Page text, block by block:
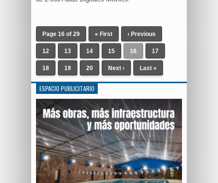
Page 16 of 29 « First ‹ Previous
12 13 14 15 16 17
18 19 20 Next › Last »
ESPACIO PUBLICITARIO